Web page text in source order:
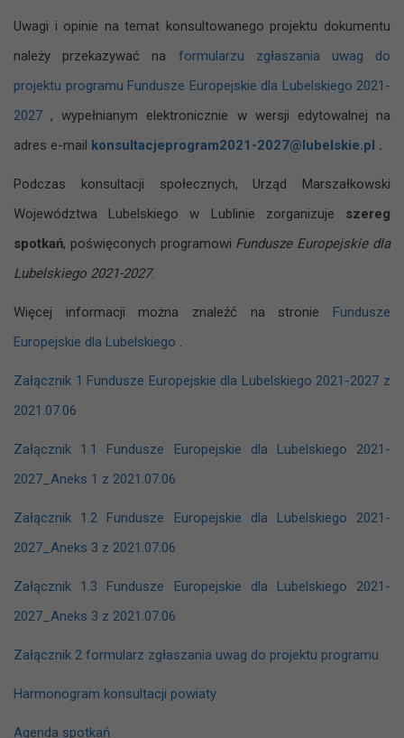
Uwagi i opinie na temat konsultowanego projektu dokumentu
należy przekazywać na formularzu zgłaszania uwag do
projektu programu Fundusze Europejskie dla Lubelskiego 2021-
2027 , wypełnianym elektronicznie w wersji edytowalnej na
adres e-mail konsultacjeprogram2021-2027@lubelskie.pl .
Podczas konsultacji społecznych, Urząd Marszałkowski
Województwa Lubelskiego w Lublinie zorganizuje szereg
spotkań, poświęconych programowi Fundusze Europejskie dla
Lubelskiego 2021-2027.
Więcej informacji można znaleźć na stronie Fundusze
Europejskie dla Lubelskiego .
Załącznik 1 Fundusze Europejskie dla Lubelskiego 2021-2027 z
2021.07.06
Załącznik 1.1 Fundusze Europejskie dla Lubelskiego 2021-
2027_Aneks 1 z 2021.07.06
Załącznik 1.2 Fundusze Europejskie dla Lubelskiego 2021-
2027_Aneks 3 z 2021.07.06
Załącznik 1.3 Fundusze Europejskie dla Lubelskiego 2021-
2027_Aneks 3 z 2021.07.06
Załącznik 2 formularz zgłaszania uwag do projektu programu
Harmonogram konsultacji powiaty
Agenda spotkań